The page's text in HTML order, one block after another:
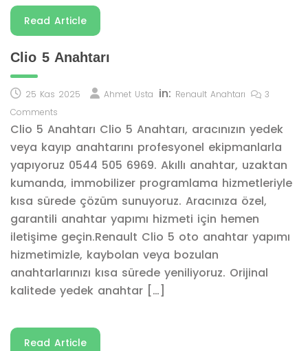
Read Article
Clio 5 Anahtarı
25 Kas 2025 Ahmet Usta in: Renault Anahtarı
3
Comments
Clio 5 Anahtarı Clio 5 Anahtarı, aracınızın yedek
veya kayıp anahtarını profesyonel ekipmanlarla
yapıyoruz 0544 505 6969. Akıllı anahtar, uzaktan
kumanda, immobilizer programlama hizmetleriyle
kısa sürede çözüm sunuyoruz. Aracınıza özel,
garantili anahtar yapımı hizmeti için hemen
iletişime geçin.Renault Clio 5 oto anahtar yapımı
hizmetimizle, kaybolan veya bozulan
anahtarlarınızı kısa sürede yeniliyoruz. Orijinal
kalitede yedek anahtar […]
Read Article